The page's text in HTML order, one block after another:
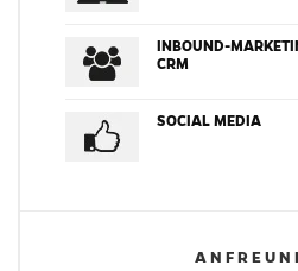
INBOUND-
CRM
SOCIAL MEDIA